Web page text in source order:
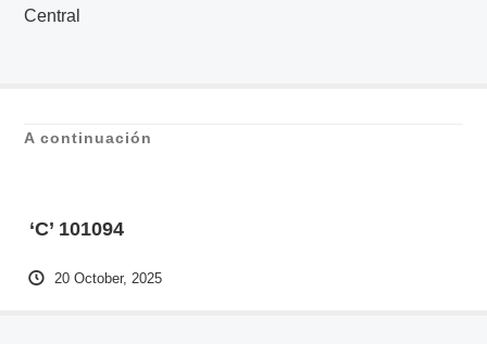
Central
A continuación
‘C’ 101094
20 October, 2025